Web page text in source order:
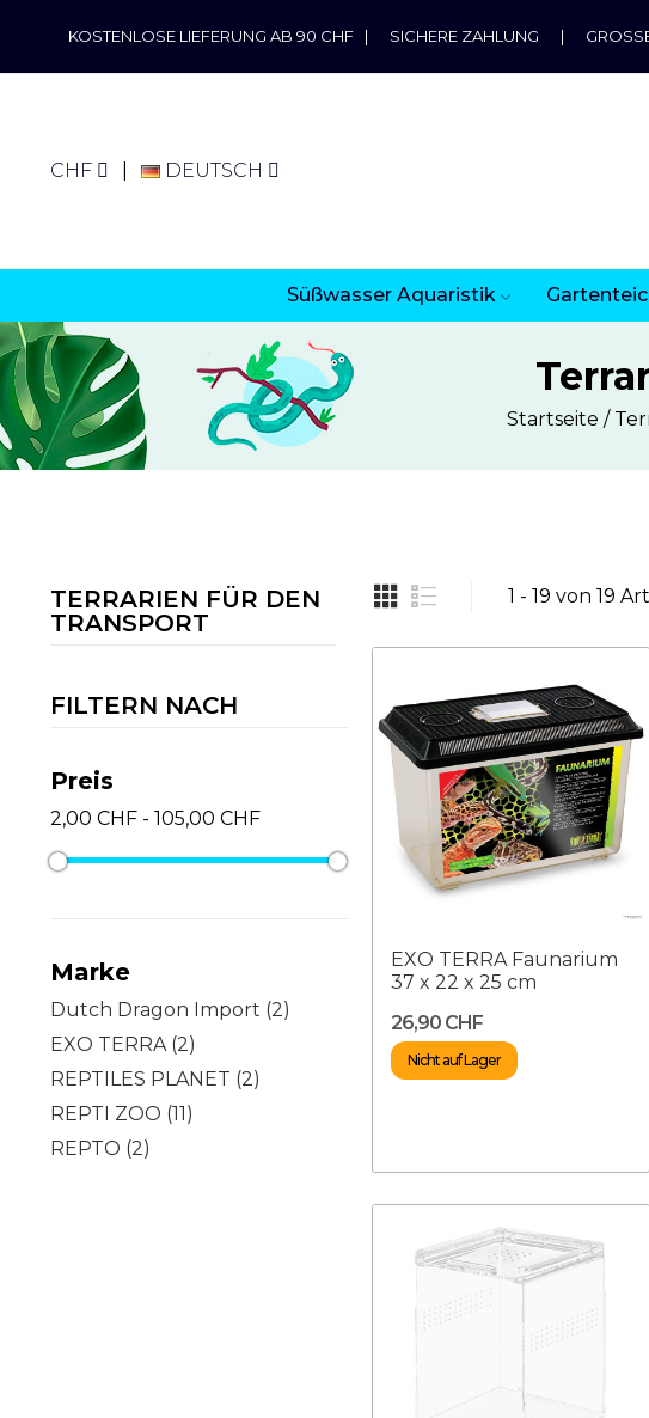
KOSTENLOSE LIEFERUNG AB 90 CHF | SICHERE ZAHLUNG |
CHF DEUTSCH
Süßwasser Aquaristik
Startseite
TERRARIEN FÜR DEN
TRANSPORT
FILTERN NACH
Preis
2,00 CHF - 105,00 CHF
Marke
Dutch Dragon Import (2)
EXO TERRA (2)
REPTILES PLANET (2)
REPTI ZOO (11)
REPTO (2)
1 - 19 von 19
EXO TERRA Faunarium
37 x 22 x 25 cm
26,90 CHF
Nicht auf Lager